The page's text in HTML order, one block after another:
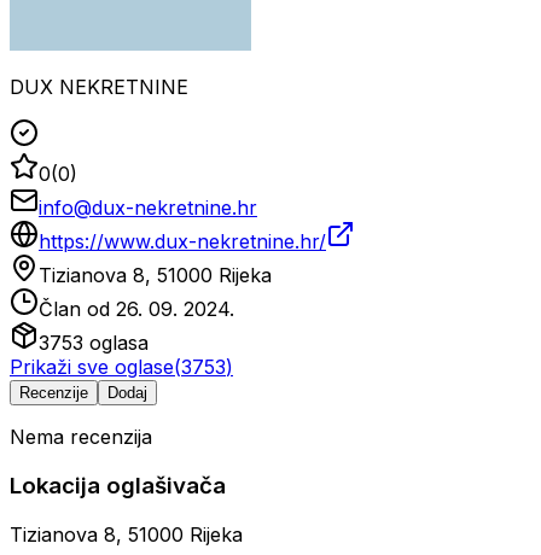
DUX NEKRETNINE
0(0)
info@dux-nekretnine.hr
https://www.dux-nekretnine.hr/
Tizianova 8, 51000 Rijeka
Član od 26. 09. 2024.
3753 oglasa
Prikaži sve oglase(3753)
Recenzije Dodaj
Nema recenzija
Lokacija oglašivača
Tizianova 8, 51000 Rijeka